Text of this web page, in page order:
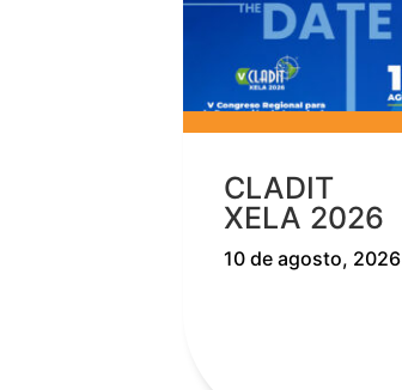
CLADIT
XELA 2026
10 de agosto, 2026